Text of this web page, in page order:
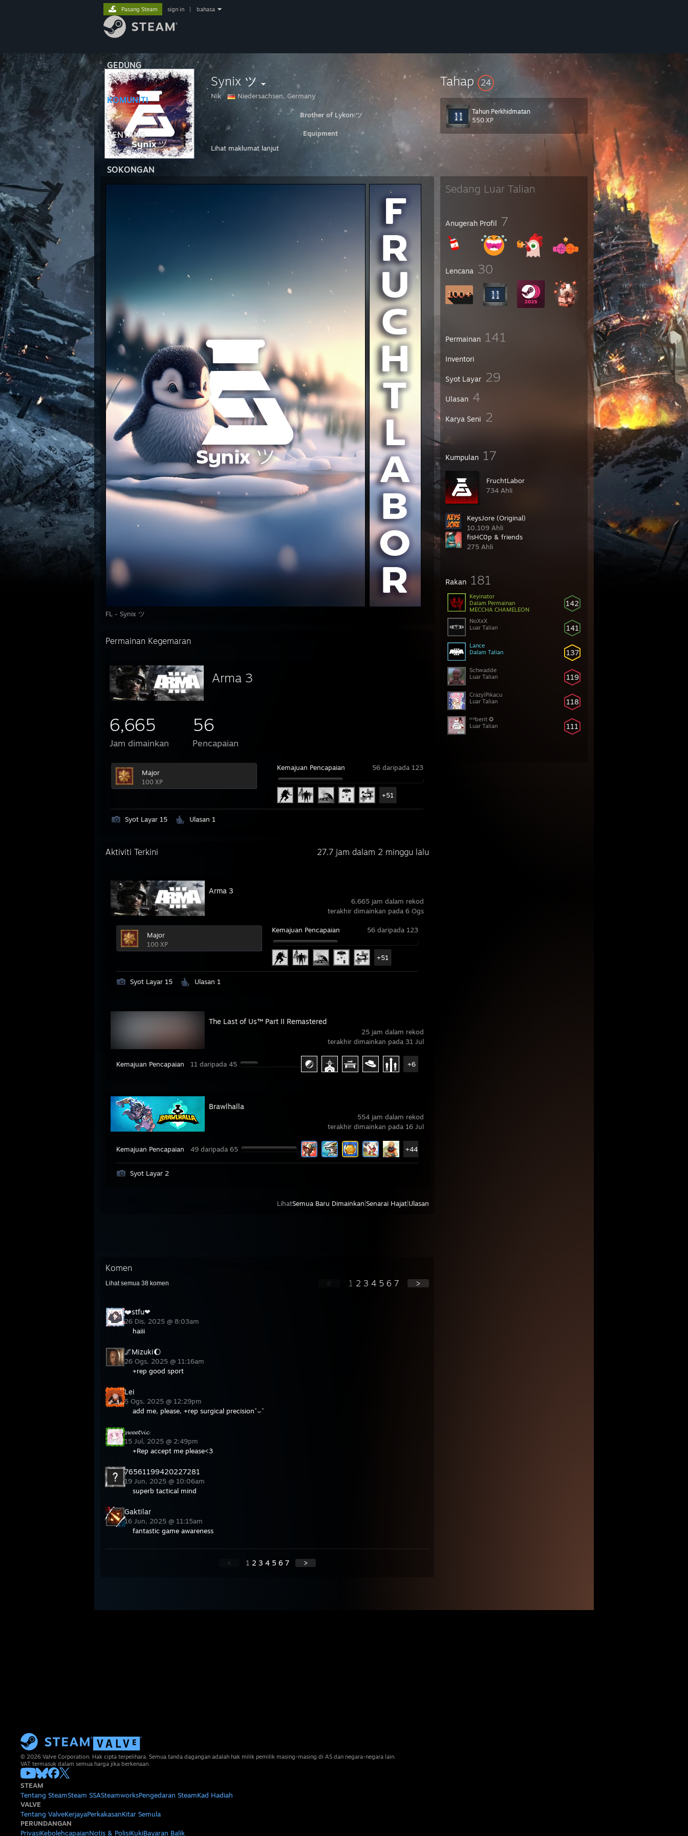
GEDUNG
KOMUNITI
TENTANG
SOKONGAN
Pasang Steam sign in bahasa
Synix ツ
Nik Niedersachsen, Germany
⠀ ⠀ ⠀ ⠀⠀ ⠀ ⠀⠀ ⠀ ⠀ ⠀ ⠀ ⠀ Brother of Lykon ツ
⠀ ⠀⠀ ⠀ ⠀⠀ ⠀ ⠀⠀ ⠀⠀ ⠀ ⠀ ⠀ Equipment
CPU - AMD Ryzen 7 5700X3D
CPU Cooler - Thermalright Phantom Spirit 120SE
GPU - GeForce RTX 2070 SUPER™ GAMING X TRIO
Lihat maklumat lanjut
Tahap 24
Tahun Perkhidmatan
550 XP
Sedang Luar Talian
Anugerah Profil 7
Lencana 30
Permainan 141
Inventori
Syot Layar 29
Ulasan 4
Karya Seni 2
Kumpulan 17
FruchtLabor
734 Ahli
KeysJore (Original)
10,109 Ahli
fisHC0p & friends
275 Ahli
Rakan 181
142
Keyinator
Dalam Permainan
MECCHA CHAMELEON
141
NoXxX
Luar Talian
137
Lance
Dalam Talian
119
Schwadde
Luar Talian
118
Crazy|Pikacu
Luar Talian
111
ᵉʳᵈberit ✪
Luar Talian
FL - Synix ツ
Permainan Kegemaran
Arma 3
6,665
Jam dimainkan
56
Pencapaian
Major
100 XP
Kemajuan Pencapaian 56 daripada 123
+51
Syot Layar 15 Ulasan 1
Aktiviti Terkini 27.7 jam dalam 2 minggu lalu
6,665 jam dalam rekod
terakhir dimainkan pada 6 Ogs
Arma 3
Major
100 XP
Kemajuan Pencapaian 56 daripada 123
+51
Syot Layar 15 Ulasan 1
25 jam dalam rekod
terakhir dimainkan pada 31 Jul
The Last of Us™ Part II Remastered
Kemajuan Pencapaian 11 daripada 45 +6
554 jam dalam rekod
terakhir dimainkan pada 16 Jul
Brawlhalla
Kemajuan Pencapaian 49 daripada 65 +44
Syot Layar 2
LihatSemua Baru Dimainkan Senarai Hajat Ulasan
Komen
Lihat semua 38 komen < 1 2 3 4 5 6 7 >
❤️stfu❤
26 Dis, 2025 @ 8:03am
haiii
🌌Mizuki🌔
26 Ogs, 2025 @ 11:16am
+rep good sport
Lei
5 Ogs, 2025 @ 12:29pm
add me, please, +rep surgical precision˘⌣˘
𝓼𝔀𝓮𝓮𝓽𝓿𝓲𝓬
15 Jul, 2025 @ 2:49pm
+Rep accept me please<3
76561199420227281
19 Jun, 2025 @ 10:06am
superb tactical mind
Gaktilar
16 Jun, 2025 @ 11:15am
fantastic game awareness
< 1 2 3 4 5 6 7 >
© 2026 Valve Corporation. Hak cipta terpelihara. Semua tanda dagangan adalah hak milik pemilik masing-masing di AS dan negara-negara lain.
VAT termasuk dalam semua harga jika berkenaan.
STEAM
Tentang SteamSteam SSASteamworksPengedaran SteamKad Hadiah
VALVE
Tentang ValveKerjayaPerkakasanKitar Semula
PERUNDANGAN
PrivasiKebolehcapaianNotis & PolisiKukiBayaran Balik